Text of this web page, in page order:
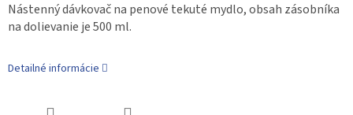
Nástenný dávkovač na penové tekuté mydlo, obsah zásobníka
na dolievanie je 500 ml.
Detailné informácie